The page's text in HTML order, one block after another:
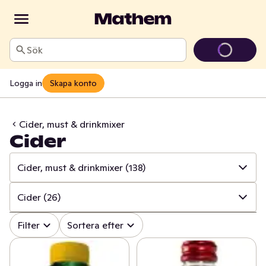
Sök
Logga in Skapa konto
Cider, must & drinkmixer
Cider
Cider, must & drinkmixer (138)
✓ Alla (1138)
✓ (143)
Alkoholfritt vin (24)
Cider (26)
✓ Alla (138)
Drinkmixer (54)
Filter Sortera efter